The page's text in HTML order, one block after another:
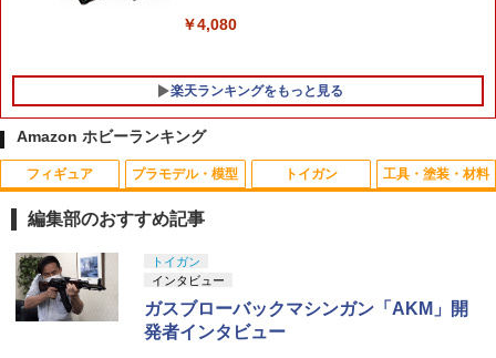
￥4,080
楽天ランキングをもっと見る
1
2mmアルミロックナット（ブラック5
個） 95719 ミニ四駆パーツ【予約】
【一年間保証&人気魔法フライボール】
フライングボール おもちゃ 子供 ブーメ
Amazon ホビーランキング
フィギュア
1
タカラトミー(TAKARA TOMY) T-SPAR
K トランスフォーマー ニューレジェンズ
NL-07 サウンドウェーブ 可動フィギュア
￥4,440
プラモデル・模型
1
BANDAI SPIRITS(バンダイ スピリッツ)
30MS SIS-J00 メルンジャ[カラーA] 色
分け済みプラモデル
￥4,200
トイガン
1
東京マルイ(TOKYO MARUI) No.25 コル
ト ガバメント HG 18歳以上エアーHOP
ハンドガン
￥3,384
工具・塗装・材料
1
LOCTITE(ロックタイト) シールはがし
プレミアム 220ml
￥962
編集部のおすすめ記事
トイガン
インタビュー
ガスブローバックマシンガン「AKM」開
発者インタビュー